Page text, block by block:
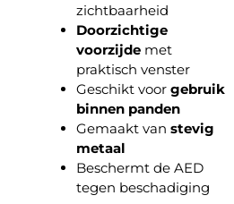
zichtbaarheid
Doorzichtige
voorzijdemet
praktisch venster
Geschikt voor gebruik
binnen panden
Gemaakt van stevig
metaal
Beschermt de AED
tegen beschadiging